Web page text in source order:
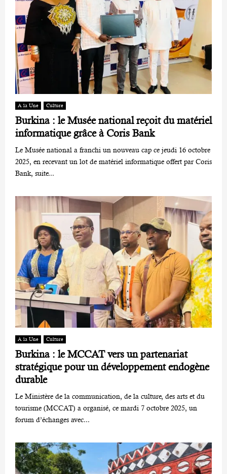
A la Une Culture
Burkina : le Musée national reçoit du matériel
informatique grâce à Coris Bank
Le Musée national a franchi un nouveau cap ce jeudi 16 octobre
2025, en recevant un lot de matériel informatique offert par Coris
Bank, suite...
A la Une Culture
Burkina : le MCCAT vers un partenariat
stratégique pour un développement endogène
durable
Le Ministère de la communication, de la culture, des arts et du
tourisme (MCCAT) a organisé, ce mardi 7 octobre 2025, un
forum d’échanges avec...